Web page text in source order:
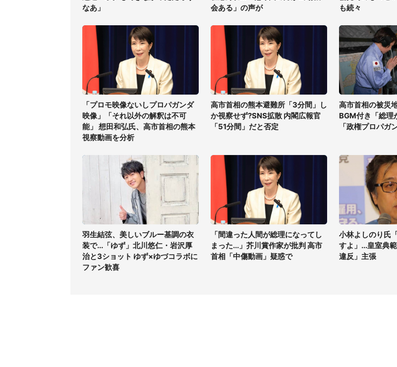
なあ」
会ある」の声が
も続々
「プロモ映像ないしプロパガンダ
映像」「それ以外の解釈は不可
能」 想田和弘氏、高市首相の熊本
視察動画を分析
高市首相の熊本避難所「3分間」し
か視察せず?SNS拡散 内閣広報官
「51分間」だと否定
高市首相の被災
BGM付き「総理
「政権プロパガ
羽生結弦、美しいブルー基調の衣
装で...「ゆず」北川悠仁・岩沢厚
治と3ショット ゆず×ゆづコラボに
ファン歓喜
「間違った人間が総理になってし
まった...」芥川賞作家が批判 高市
首相「中傷動画」疑惑で
小林よしのり氏
すよ」...皇室典
違反」主張